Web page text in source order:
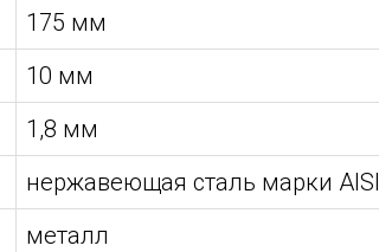
175 мм
10 мм
1,8 мм
нержавеющая сталь марки
металл